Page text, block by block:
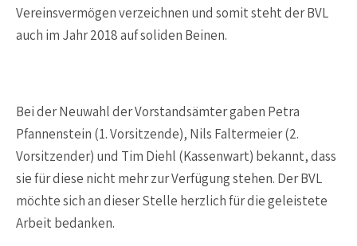
Vereinsvermögen verzeichnen und somit steht der BVL
auch im Jahr 2018 auf soliden Beinen.
Bei der Neuwahl der Vorstandsämter gaben Petra
Pfannenstein (1. Vorsitzende), Nils Faltermeier (2.
Vorsitzender) und Tim Diehl (Kassenwart) bekannt, dass
sie für diese nicht mehr zur Verfügung stehen. Der BVL
möchte sich an dieser Stelle herzlich für die geleistete
Arbeit bedanken.